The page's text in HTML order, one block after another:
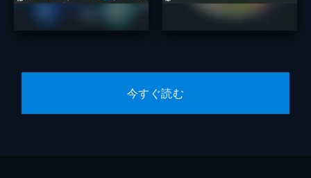
今すぐ読む